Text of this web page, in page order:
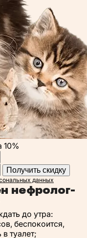
10%
Получить скидку
данных
нефролог-
до утра:
беспокоится,
туалет;